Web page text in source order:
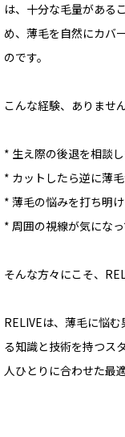
は、十分な毛量がある
め、薄毛を自然にカバ
のです。
こんな経験、ありませ
* 生え際の後退を相談
* カットしたら逆に薄
* 薄毛の悩みを打ち明
* 周囲の視線が気にな
そんな方々にこそ、
RELIVEは、薄毛に悩
る知識と技術を持つス
人ひとりに合わせた最